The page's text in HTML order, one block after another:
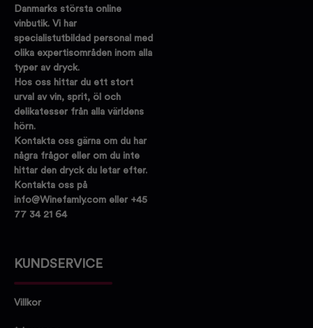
Danmarks största online
vinbutik. Vi har
specialistutbildad personal med
olika expertisområden inom alla
typer av dryck.
Hos oss hittar du ett stort
urval av vin, sprit, öl och
delikatesser från alla världens
hörn.
Kontakta oss gärna om du har
några frågor eller om du inte
hittar den dryck du letar efter.
Kontakta oss på
info@Winefamly.com eller +45
77 34 21 64
KUNDSERVICE
Villkor